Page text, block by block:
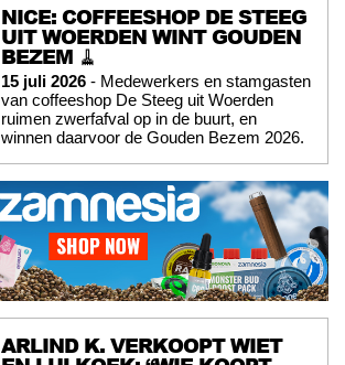
NICE: COFFEESHOP DE STEEG
UIT WOERDEN WINT GOUDEN
BEZEM 🧹
15 juli 2026 - Medewerkers en stamgasten
van coffeeshop De Steeg uit Woerden
ruimen zwerfafval op in de buurt, en
winnen daarvoor de Gouden Bezem 2026.
ARLIND K. VERKOOPT WIET